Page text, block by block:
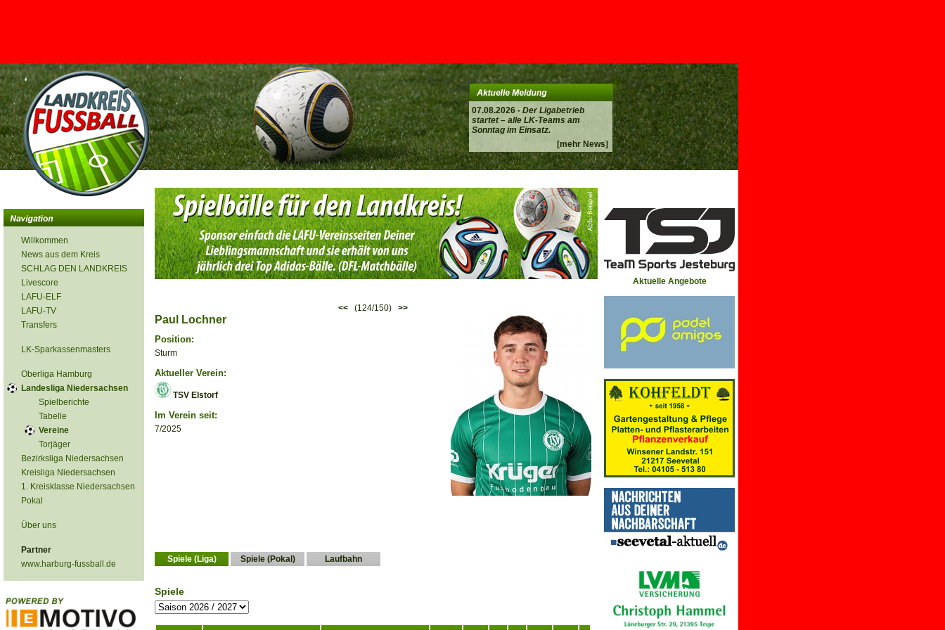
07.08.2026 - Der Ligabetrieb
startet – alle LK-Teams am
Sonntag im Einsatz.
[mehr News]
<
Willkommen
News aus dem Kreis
SCHLAG DEN LANDKREIS
Livescore
LAFU-ELF
LAFU-TV
Transfers
LK-Sparkassenmasters
Oberliga Hamburg
Landesliga Niedersachsen
Spielberichte
Tabelle
Vereine
Torjäger
Bezirksliga Niedersachsen
Kreisliga Niedersachsen
1. Kreisklasse Niedersachsen
Pokal
Über uns
Partner
www.harburg-fussball.de
<< (124/150) >>
Paul Lochner
Position:
Sturm
Aktueller Verein:
TSV Elstorf
Im Verein seit:
7/2025
Spiele (Liga) Spiele (Pokal) Laufbahn
Spiele
Aktuelle Angebote